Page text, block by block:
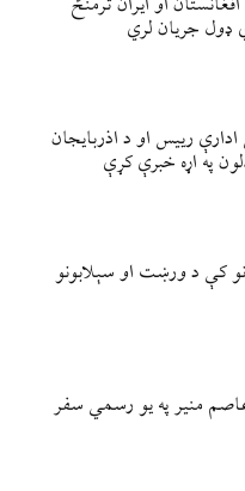
ډول جریان لري
رییس او د اذربایجان
په اړه خبرې کړې
کې د ورښت او سېلابونو
منیر په یو رسمي سفر